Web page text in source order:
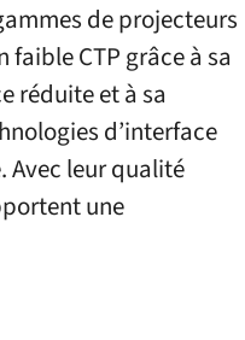
de projecteurs
CTP grâce à sa
réduite et à sa
d’interface
Avec leur qualité
une